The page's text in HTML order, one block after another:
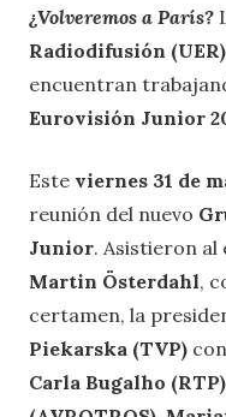
¿Volveremos a París?
Radiodifusión (UER)
encuentran
Eurovisión Junior
Este viernes 31 de
reunión del nuevo
Junior. Asistieron
Martin Österdahl,
certamen, la
Piekarska (TVP)
Carla Bugalho (RTP)